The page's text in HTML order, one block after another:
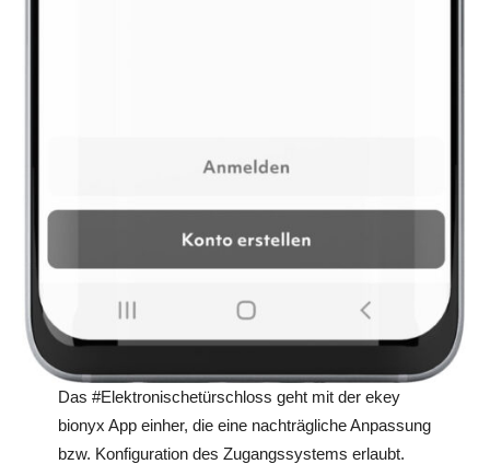
Das #Elektronischetürschloss geht mit der ekey
bionyx App einher, die eine nachträgliche Anpassung
bzw. Konfiguration des Zugangssystems erlaubt.